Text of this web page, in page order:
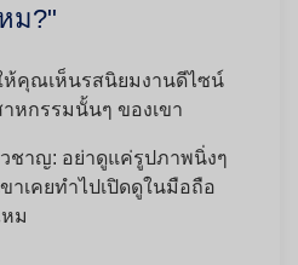
ม?"
ห้คุณเห็นรสนิยมงานดีไซน์
หกรรมนั้นๆ ของเขา
ชาญ: อย่าดูแค่รูปภาพนิ่งๆ
าเคยทำไปเปิดดูในมือถือ
ม